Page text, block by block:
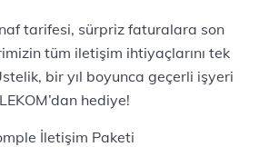
tarifesi, sürpriz faturalara son
tüm iletişim ihtiyaçlarını tek
bir yıl boyunca geçerli işyeri
hediye!
İletişim Paketi